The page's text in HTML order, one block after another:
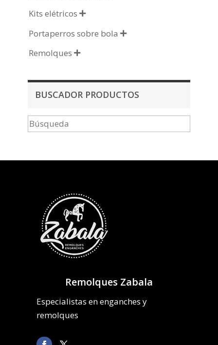
Kits elétricos 
Portaperros sobre bola 
Remolques 
BUSCADOR PRODUCTOS
Remolques Zabala
Especialistas en enganches y
remolques